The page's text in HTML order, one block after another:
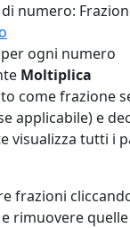
numero:
ogni numero
Moltiplica
come frazione
applicabile) e
visualizza tutti i
frazioni
rimuovere